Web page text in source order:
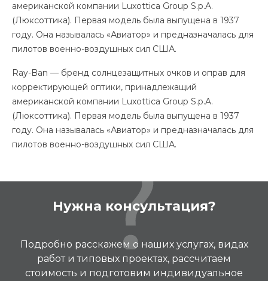
американской компании Luxottica Group S.p.A.
(Люксоттика). Первая модель была выпущена в 1937
году. Она называлась «Авиатор» и предназначалась для
пилотов военно-воздушных сил США.
Ray-Ban — бренд солнцезащитных очков и оправ для
корректирующей оптики, принадлежащий
американской компании Luxottica Group S.p.A.
(Люксоттика). Первая модель была выпущена в 1937
году. Она называлась «Авиатор» и предназначалась для
пилотов военно-воздушных сил США.
Нужна консультация?
Подробно расскажем о наших услугах, видах
работ и типовых проектах, рассчитаем
стоимость и подготовим индивидуальное